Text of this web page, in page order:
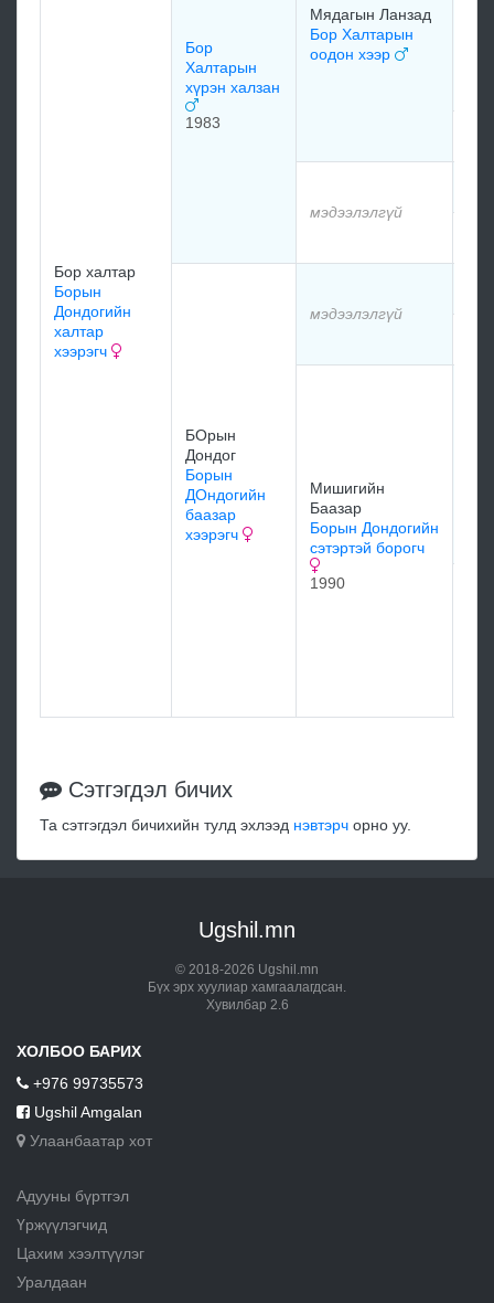
Бор халтар
Борын
Дондогийн
халтар
хээрэгч
Бор
Халтарын
хүрэн халзан
1983
Мядагын Ланзад
Бор Халтарын
оодон хээр
мэдээлэлгүй
БОрын
Дондог
Борын
ДОндогийн
баазар
хээрэгч
мэдээлэлгүй
Мишигийн
Баазар
Борын Дондогийн
сэтэртэй борогч
1990
Сэтгэгдэл бичих
Та сэтгэгдэл бичихийн тулд эхлээд нэвтэрч орно уу.
Ugshil.mn
© 2018-2026 Ugshil.mn
Бүх эрх хуулиар хамгаалагдсан.
Хувилбар 2.6
ХОЛБОО БАРИХ
+976 99735573
Ugshil Amgalan
Улаанбаатар хот
Адууны бүртгэл
Үржүүлэгчид
Цахим хээлтүүлэг
Уралдаан